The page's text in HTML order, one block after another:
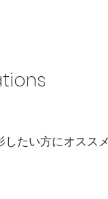
したい方にオスス